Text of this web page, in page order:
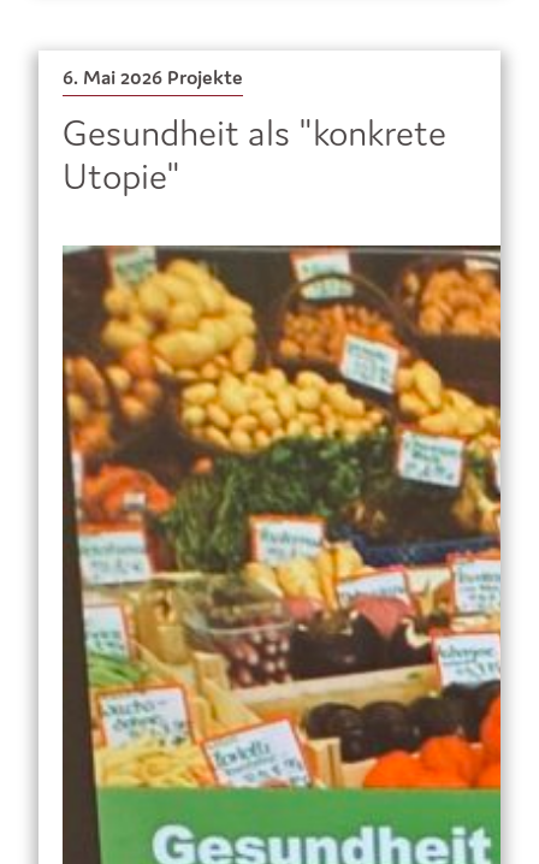
6. Mai 2026 Projekte
Gesundheit als "konkrete
Utopie"